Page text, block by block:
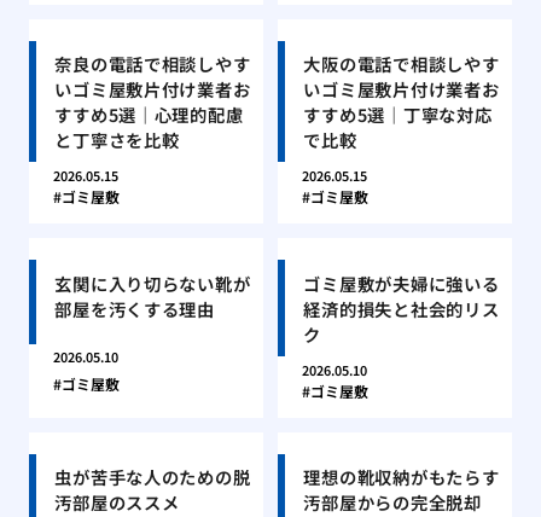
奈良の電話で相談しやす
いゴミ屋敷片付け業者お
すすめ5選｜心理的配慮
と丁寧さを比較
2026.05.15
ゴミ屋敷
大阪の電話で相談しやす
いゴミ屋敷片付け業者お
すすめ5選｜丁寧な対応
で比較
2026.05.15
ゴミ屋敷
玄関に入り切らない靴が
部屋を汚くする理由
2026.05.10
ゴミ屋敷
ゴミ屋敷が夫婦に強いる
経済的損失と社会的リス
ク
2026.05.10
ゴミ屋敷
虫が苦手な人のための脱
汚部屋のススメ
理想の靴収納がもたらす
汚部屋からの完全脱却